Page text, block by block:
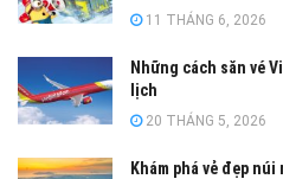
11 THÁNG 6, 2026
Những cách săn vé
lịch
20 THÁNG 5, 2026
Khám phá vẻ đẹp